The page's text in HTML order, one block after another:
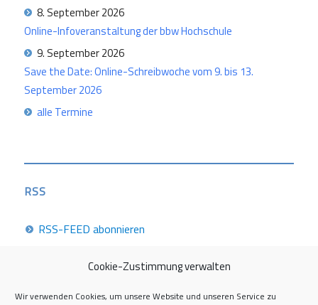
Cookie-Zustimmung verwalten
Wir verwenden Cookies, um unsere Website und unseren Service zu
8. September 2026
Online-Infoveranstaltung der bbw Hochschule
9. September 2026
Save the Date: Online-Schreibwoche vom 9. bis 13.
September 2026
alle Termine
RSS
RSS-FEED abonnieren
Career Week 2026